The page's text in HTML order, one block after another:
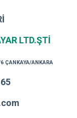
LTD.ŞTİ
ÇANKAYA/ANKARA